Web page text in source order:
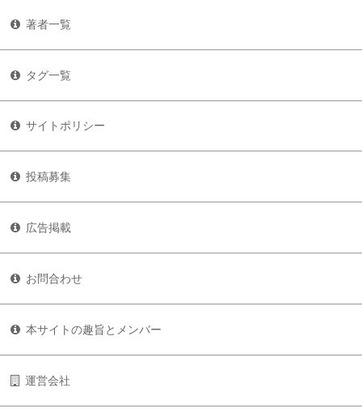
著者一覧
タグ一覧
サイトポリシー
投稿募集
広告掲載
お問合わせ
本サイトの趣旨とメンバー
運営会社